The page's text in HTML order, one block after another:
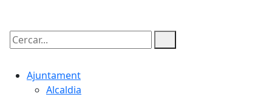
Cercar:
Ajuntament
Alcaldia